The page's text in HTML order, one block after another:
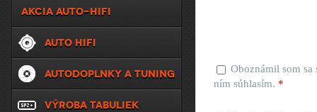
Oboznámil som sa
ním súhlasím. *
AKCIA AUTO-HIFI
AUTO HIFI
AUTODOPLNKY A TUNING
VÝROBA TABULIEK